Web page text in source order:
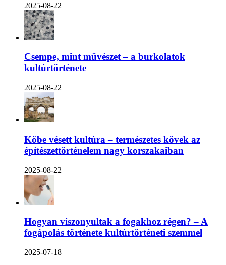
2025-08-22
Csempe, mint művészet – a burkolatok
kultúrtörténete
2025-08-22
Kőbe vésett kultúra – természetes kövek az
építészettörténelem nagy korszakaiban
2025-08-22
Hogyan viszonyultak a fogakhoz régen? – A
fogápolás története kultúrtörténeti szemmel
2025-07-18